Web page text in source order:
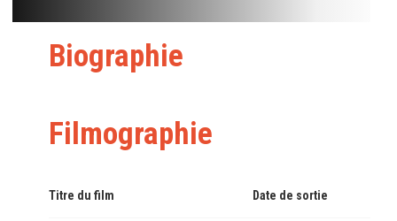
Biographie
Filmographie
Titre du film Date de sortie